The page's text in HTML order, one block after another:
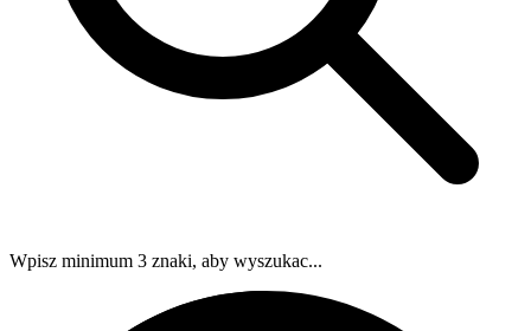
Wpisz minimum 3 znaki, aby wyszukac...